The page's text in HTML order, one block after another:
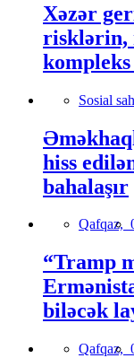
Xəzər
risklərin,
Sosial
hiss
bahalaşır
Qafqaz,
“Tramp
biləcək
Qafqaz,